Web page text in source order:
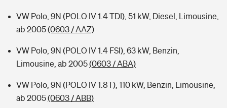
VW Polo, 9N (POLO IV 1.4 TDI), 51 kW, Diesel, Limousine,
ab 2005(0603 / AAZ)
VW Polo, 9N (POLO IV 1.4 FSI), 63 kW, Benzin,
Limousine, ab 2005(0603 / ABA)
VW Polo, 9N (POLO IV 1.8T), 110 kW, Benzin, Limousine,
ab 2005(0603 / ABB)